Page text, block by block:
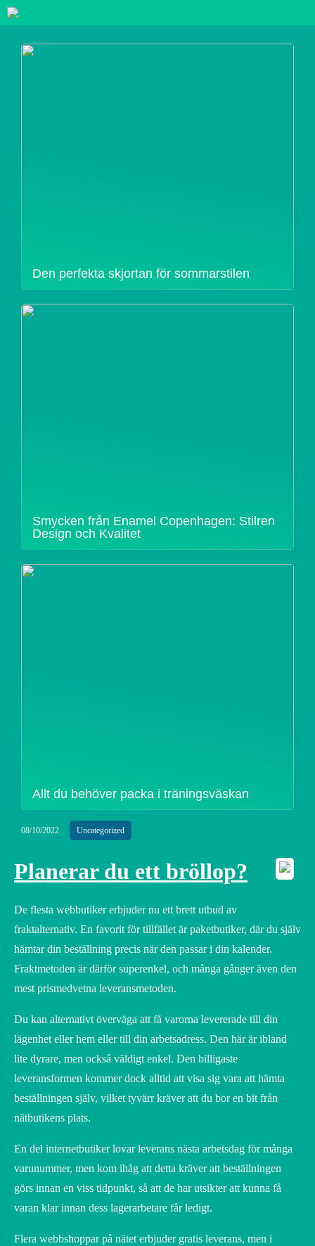
Den perfekta skjortan för sommarstilen
Smycken från Enamel Copenhagen: Stilren
Design och Kvalitet
Allt du behöver packa i träningsväskan
08/10/2022 Uncategorized
Planerar du ett bröllop?
De flesta webbutiker erbjuder nu ett brett utbud av
fraktalternativ. En favorit för tillfället är paketbutiker, där du själv
hämtar din beställning precis när den passar i din kalender.
Fraktmetoden är därför superenkel, och många gånger även den
mest prismedvetna leveransmetoden.
Du kan alternativt överväga att få varorna levererade till din
lägenhet eller hem eller till din arbetsadress. Den här är ibland
lite dyrare, men också väldigt enkel. Den billigaste
leveransformen kommer dock alltid att visa sig vara att hämta
beställningen själv, vilket tyvärr kräver att du bor en bit från
nätbutikens plats.
En del internetbutiker lovar leverans nästa arbetsdag för många
varunummer, men kom ihåg att detta kräver att beställningen
görs innan en viss tidpunkt, så att de har utsikter att kunna få
varan klar innan dess lagerarbetare får ledigt.
Flera webbshoppar på nätet erbjuder gratis leverans, men i